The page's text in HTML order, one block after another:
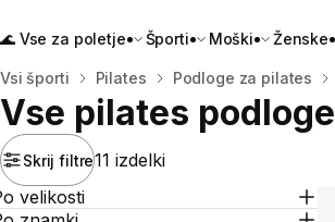
🌊 Vse za poletje Športi Moški Ženske
Domov
Vsi športi Pilates Podloge za pilates
Vse pilates podloge
Skrij filtre11 izdelki
velikosti